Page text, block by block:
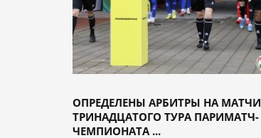
ОПРЕДЕЛЕНЫ АРБИТРЫ НА МАТЧИ
ТРИНАДЦАТОГО ТУРА ПАРИМАТЧ-
ЧЕМПИОНАТА ...